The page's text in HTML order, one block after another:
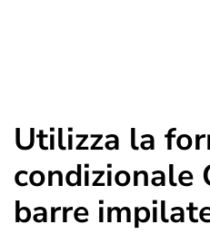
Utilizza la
condizionale
barre